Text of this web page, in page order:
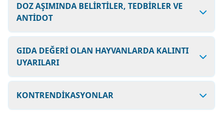
DOZ AŞIMINDA BELİRTİLER, TEDBİRLER VE
ANTİDOT
GIDA DEĞERİ OLAN HAYVANLARDA KALINTI
UYARILARI
KONTRENDİKASYONLAR